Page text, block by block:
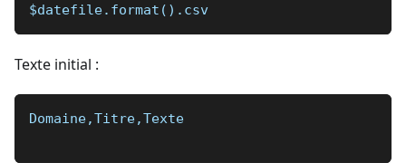
$datefile.format().csv
Texte initial :
Domaine,Titre,Texte